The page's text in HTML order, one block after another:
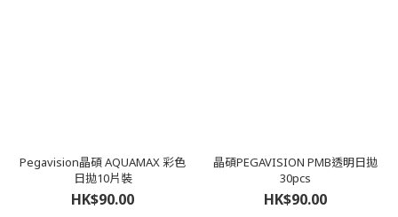
Pegavision晶碩 AQUAMAX 彩色
日拋10片裝
HK$90.00
晶碩PEGAVISION PMB透明日拋
30pcs
HK$90.00